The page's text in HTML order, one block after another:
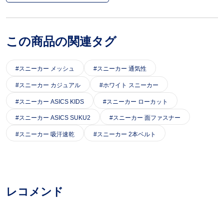
この商品の関連タグ
スニーカー メッシュ スニーカー 通気性
スニーカー カジュアル ホワイト スニーカー
スニーカー ASICS KIDS スニーカー ローカット
スニーカー ASICS SUKU2 スニーカー 面ファスナー
スニーカー 吸汗速乾 スニーカー 2本ベルト
レコメンド